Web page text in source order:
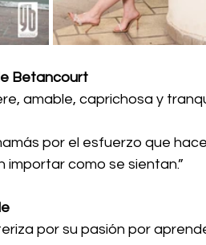
Betancourt
amable, caprichosa y
por el esfuerzo que
importar como se sientan.”
por su pasión por